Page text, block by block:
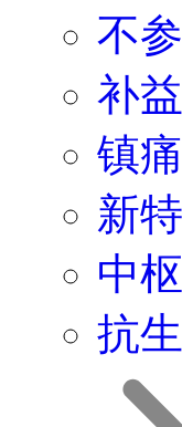
不
补
镇
新
中
抗